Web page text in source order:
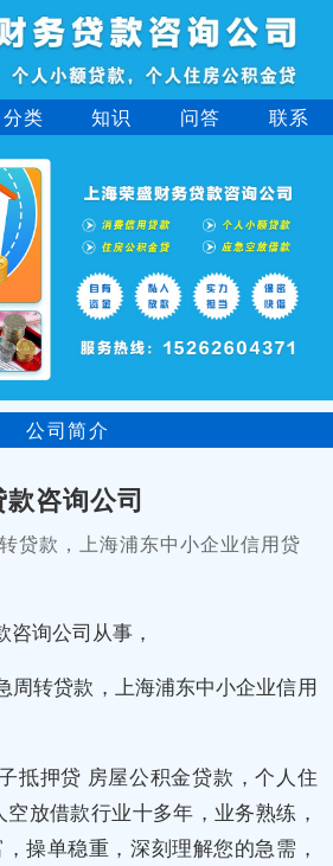
分类 知识 问答 联系
公司简介
咨询公司
贷款，上海浦东中小企业信用贷
询公司从事，
周转贷款，上海浦东中小企业信用
抵押贷 房屋公积金贷款，个人住
放借款行业十多年，业务熟练，
操单稳重，深刻理解您的急需，